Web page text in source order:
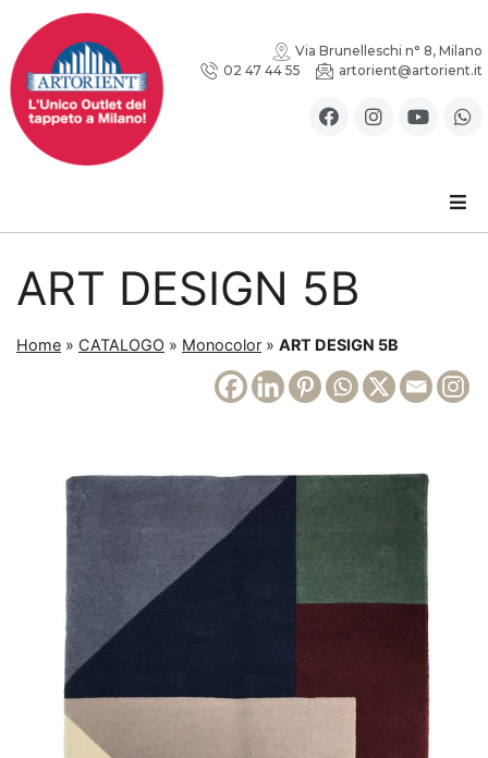
Via Brunelleschi n° 8, Milano
02 47 44 55
artorient@artorient.it
ART DESIGN 5B
Home » CATALOGO » Monocolor » ART DESIGN 5B